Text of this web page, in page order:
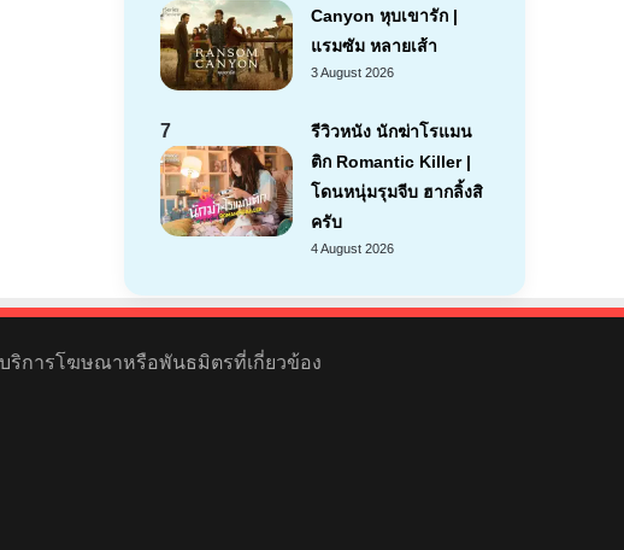
Canyon หุบเขารัก |
แรมซัม หลายเส้า
3 August 2026
7
รีวิวหนัง นักฆ่าโรแมน
ติก Romantic Killer |
โดนหนุ่มรุมจีบ ฮากลิ้งสิ
ครับ
4 August 2026
ริการโฆษณาหรือพันธมิตรที่เกี่ยวข้อง